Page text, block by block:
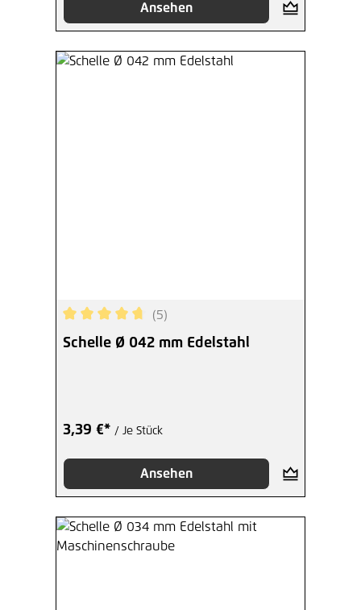
Ansehen
Durchschnittliche Bewertung von 4.8 von 5
(5)
Schelle Ø 042 mm Edelstahl
3,39 €* / Je Stück
Ansehen